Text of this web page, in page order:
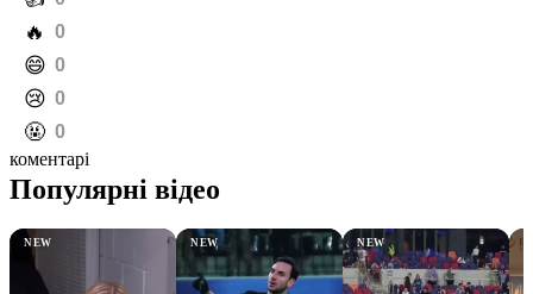
️🔥 0
️😄 0
️😢 0
️🤬 0
коментарі